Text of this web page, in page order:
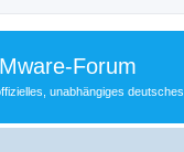
Forum
unabhängiges